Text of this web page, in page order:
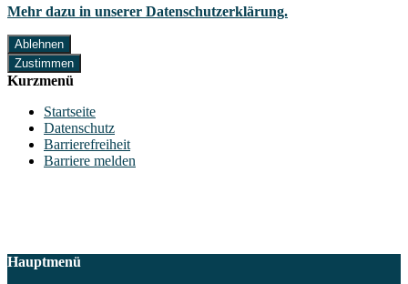
Mehr dazu in unserer Datenschutzerklärung.
Ablehnen
Zustimmen
Kurzmenü
Startseite
Datenschutz
Barrierefreiheit
Barriere melden
Hauptmenü